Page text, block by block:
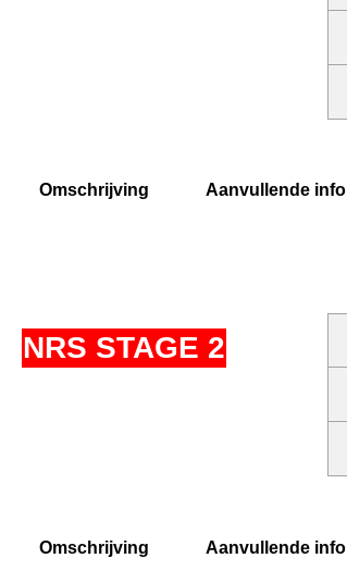
Omschrijving Aanvullende info
NRS STAGE 2
Omschrijving Aanvullende info